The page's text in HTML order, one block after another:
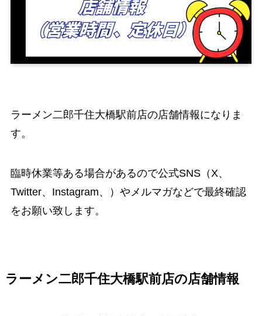
ラーメン二郎千住大橋駅前店の店舗情報になりま
す。
臨時休業等ある場合があるので公式SNS（X、
Twitter、Instagram、）やメルマガなどで最終確認
をお願い致します。
ラーメン二郎千住大橋駅前店の店舗情報